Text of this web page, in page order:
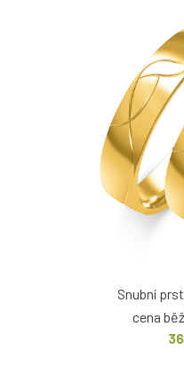
Snubní
cena